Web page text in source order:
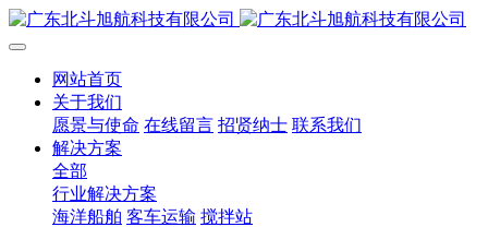
网站首页
关于我们
愿景与使命 在线留言 招贤纳士 联系我们
解决方案
全部
行业解决方案
海洋船舶 客车运输 搅拌站